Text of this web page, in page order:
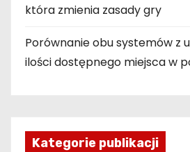
która zmienia zasady gry
Porównanie obu systemów z
ilości dostępnego miejsca w
Kategorie publikacji